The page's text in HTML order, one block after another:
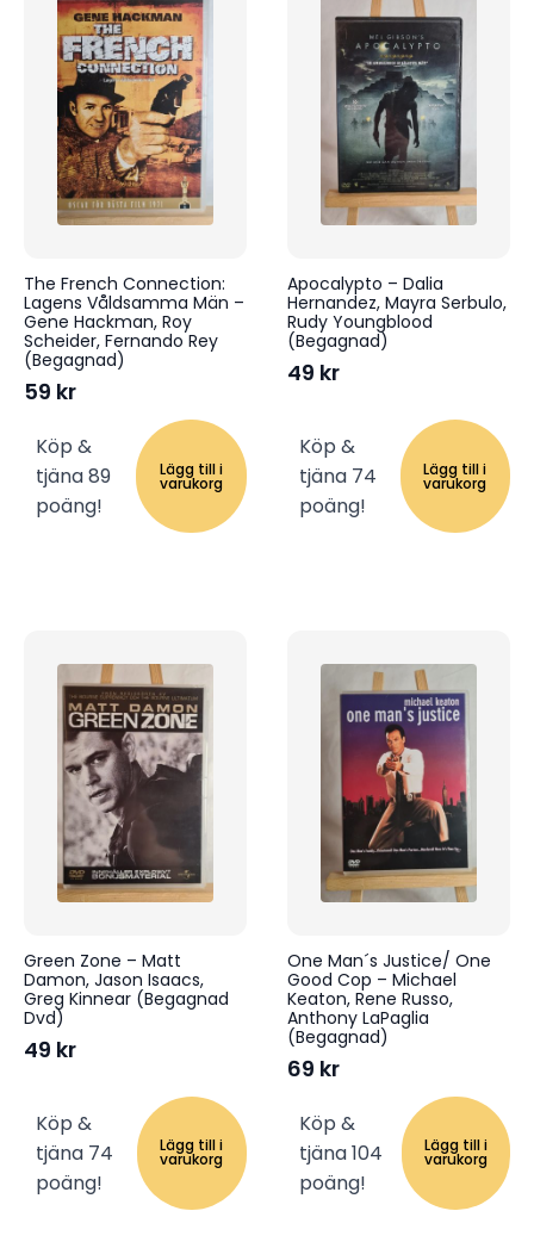
The French Connection:
Lagens Våldsamma Män –
Gene Hackman, Roy
Scheider, Fernando Rey
(Begagnad)
59 kr
Köp &
tjäna 89
poäng!
Lägg till i
varukorg
Apocalypto – Dalia
Hernandez, Mayra Serbulo,
Rudy Youngblood
(Begagnad)
49 kr
Köp &
tjäna 74
poäng!
Lägg till i
varukorg
Green Zone – Matt
Damon, Jason Isaacs,
Greg Kinnear (Begagnad
Dvd)
49 kr
Köp &
tjäna 74
poäng!
Lägg till i
varukorg
One Man´s Justice/ One
Good Cop – Michael
Keaton, Rene Russo,
Anthony LaPaglia
(Begagnad)
69 kr
Köp &
tjäna 104
poäng!
Lägg till i
varukorg